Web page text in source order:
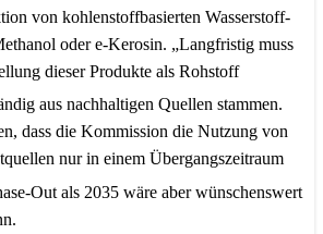
von kohlenstoffbasierten Wasserstoff-
oder e-Kerosin. „Langfristig muss
dieser Produkte als Rohstoff
aus nachhaltigen Quellen stammen.
dass die Kommission die Nutzung von
nur in einem Übergangszeitraum
Out als 2035 wäre aber wünschenswert